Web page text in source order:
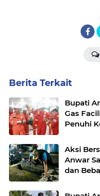
Berita Terkait
Bupati
Gas
Penuhi
Aksi
Anwar
dan